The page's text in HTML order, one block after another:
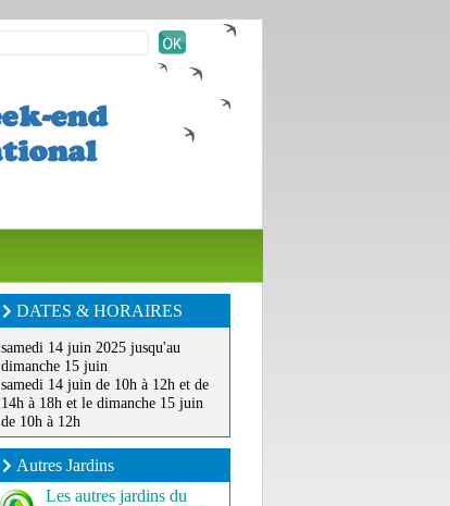
DATES & HORAIRES
samedi 14 juin 2025 jusqu'au
dimanche 15 juin
samedi 14 juin de 10h à 12h et de
14h à 18h et le dimanche 15 juin
de 10h à 12h
Autres Jardins
Les autres jardins du